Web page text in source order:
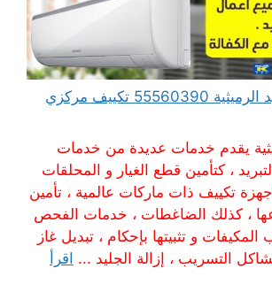
فني تكييف وتبريد الرميثية 55560390 تكييف مركزي
يقدم خدمات عديدة من خدمات
، كتأمين قطع الغيار و المحلقات
أجهزة تكييف ذات ماركات عالمية ، تأمين
، كذلك الضاغطات ، خدمات الفحص
المكيفات و تثبيتها بإحكام ، تبديل غاز
التسريب ، إزالة الجليد ... اقرأ